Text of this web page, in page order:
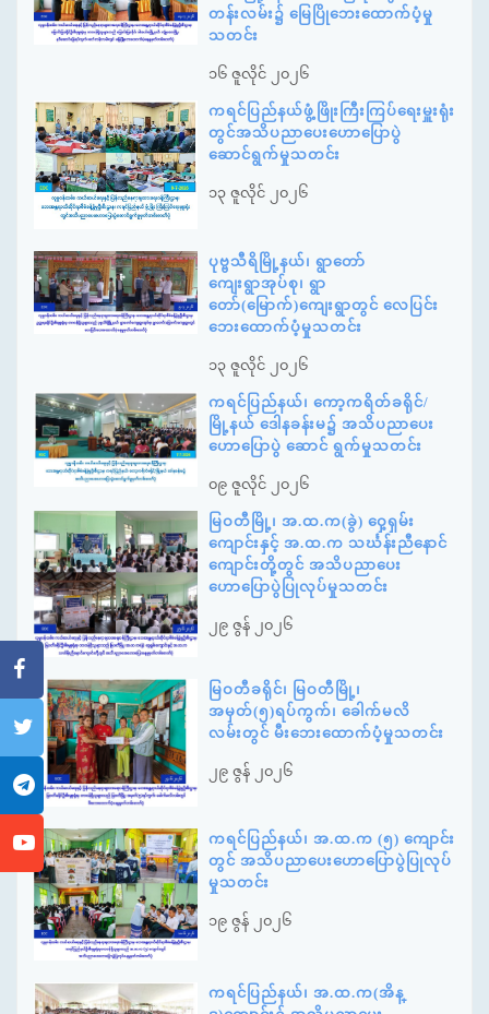
တန်းလမ်း၌ မြေပြိုဘေးထောက်ပံ့မှု
သတင်း
၁၆ ဇူလိုင် ၂၀၂၆
ကရင်ပြည်နယ်ဖွံ့ဖြိုးကြီးကြပ်ရေးမှူးရုံး
တွင်အသိပညာပေးဟောပြောပွဲ
ဆောင်ရွက်မှုသတင်း
၁၃ ဇူလိုင် ၂၀၂၆
ပုဗ္ဗသီရိမြို့နယ်၊ ရွာတော်
ကျေးရွာအုပ်စု၊ ရွာ
တော်(မြောက်)ကျေးရွာတွင် လေပြင်း
ဘေးထောက်ပံ့မှုသတင်း
၁၃ ဇူလိုင် ၂၀၂၆
ကရင်ပြည်နယ်၊ ကော့ကရိတ်ခရိုင်/
မြို့နယ် ဒေါနခန်းမ၌ အသိပညာပေး
ဟောပြောပွဲ ဆောင် ရွက်မှုသတင်း
၀၉ ဇူလိုင် ၂၀၂၆
မြဝတီမြို့၊ အ.ထ.က(ခွဲ) ဝှေ့ရှမ်း
ကျောင်းနှင့် အ.ထ.က သင်္ဃန်းညီနောင်
ကျောင်းတို့တွင် အသိပညာပေး
ဟောပြောပွဲပြုလုပ်မှုသတင်း
၂၉ ဇွန် ၂၀၂၆
မြဝတီခရိုင်၊ မြဝတီမြို့၊
အမှတ်(၅)ရပ်ကွက်၊ ခေါက်မလိ
လမ်းတွင် မီးဘေးထောက်ပံ့မှုသတင်း
၂၉ ဇွန် ၂၀၂၆
ကရင်ပြည်နယ်၊ အ.ထ.က (၅) ကျောင်း
တွင် အသိပညာပေးဟောပြောပွဲပြုလုပ်
မှုသတင်း
၁၉ ဇွန် ၂၀၂၆
ကရင်ပြည်နယ်၊ အ.ထ.က(အိန္